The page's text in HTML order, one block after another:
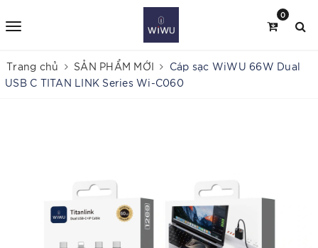
0
Trang chủ SẢN PHẨM MỚI
Cáp sạc WiWU 66W Dual
USB C TITAN LINK Series Wi-C060